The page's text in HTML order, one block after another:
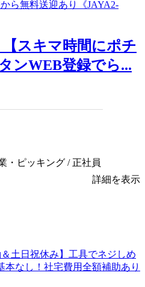
【スキマ時間にポチ
ンWEB登録でら...
・ピッキング / 正社員
詳細を表示